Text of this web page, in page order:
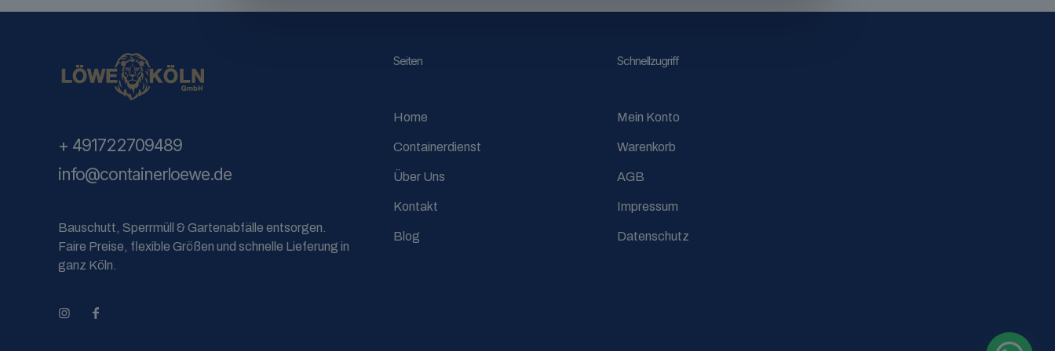
+ 491722709489
info@containerloewe.de
Bauschutt, Sperrmüll & Gartenabfälle entsorgen.
Faire Preise, flexible Größen und schnelle Lieferung in
ganz Köln.
Seiten
Home
Containerdienst
Über Uns
Kontakt
Blog
Schnellzugriff
Mein Konto
Warenkorb
AGB
Impressum
Datenschutz